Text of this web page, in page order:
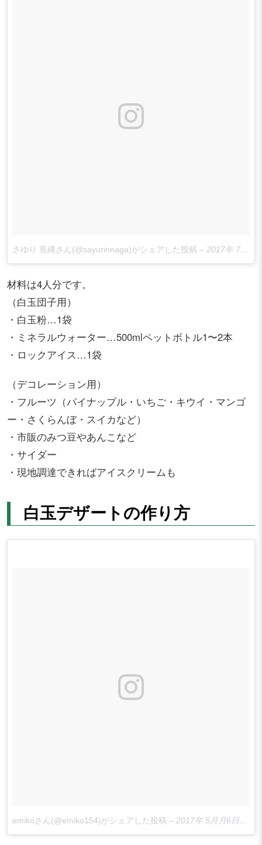
さゆり 長縄さん(@sayurinnaga)がシェアした投稿 – 2017年 7月月17日午前6時40分PDT
材料は4人分です。
（白玉団子用）
・白玉粉…1袋
・ミネラルウォーター…500mlペットボトル1〜2本
・ロックアイス…1袋
（デコレーション用）
・フルーツ（パイナップル・いちご・キウイ・マンゴ
ー・さくらんぼ・スイカなど）
・市販のみつ豆やあんこなど
・サイダー
・現地調達できればアイスクリームも
白玉デザートの作り方
emikoさん(@emiko154)がシェアした投稿 – 2017年 5月月6日午後11時20分PDT